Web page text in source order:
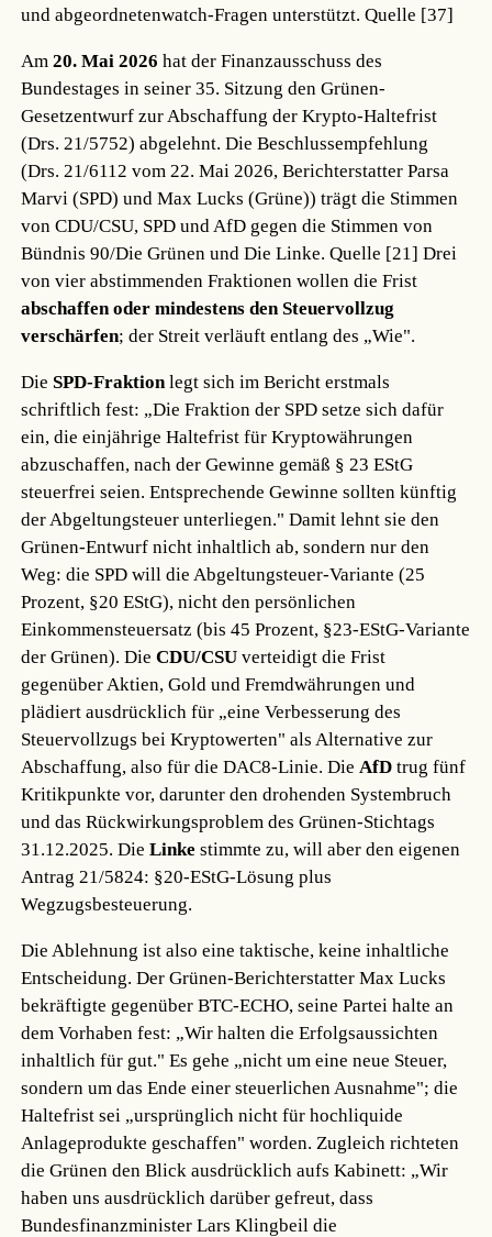
und abgeordnetenwatch-Fragen unterstützt.Quelle [37]
Am20. Mai 2026 hat der Finanzausschuss des
Bundestages in seiner 35. Sitzung den Grünen-
Gesetzentwurf zur Abschaffung der Krypto-Haltefrist
(Drs. 21/5752) abgelehnt. Die Beschlussempfehlung
(Drs. 21/6112 vom 22. Mai 2026, Berichterstatter Parsa
Marvi (SPD) und Max Lucks (Grüne)) trägt die Stimmen
von CDU/CSU, SPD und AfD gegen die Stimmen von
Bündnis 90/Die Grünen und Die Linke.Quelle [21] Drei
von vier abstimmenden Fraktionen wollen die Frist
abschaffen oder mindestens den Steuervollzug
verschärfen; der Streit verläuft entlang des „Wie".
DieSPD-Fraktion legt sich im Bericht erstmals
schriftlich fest: „Die Fraktion der SPD setze sich dafür
ein, die einjährige Haltefrist für Kryptowährungen
abzuschaffen, nach der Gewinne gemäß § 23 EStG
steuerfrei seien. Entsprechende Gewinne sollten künftig
der Abgeltungsteuer unterliegen." Damit lehnt sie den
Grünen-Entwurf nicht inhaltlich ab, sondern nur den
Weg: die SPD will die Abgeltungsteuer-Variante (25
Prozent, §20 EStG), nicht den persönlichen
Einkommensteuersatz (bis 45 Prozent, §23-EStG-Variante
der Grünen). DieCDU/CSU verteidigt die Frist
gegenüber Aktien, Gold und Fremdwährungen und
plädiert ausdrücklich für „eine Verbesserung des
Steuervollzugs bei Kryptowerten" als Alternative zur
Abschaffung, also für die DAC8-Linie. Die AfD trug fünf
Kritikpunkte vor, darunter den drohenden Systembruch
und das Rückwirkungsproblem des Grünen-Stichtags
31.12.2025. DieLinke stimmte zu, will aber den eigenen
Antrag 21/5824: §20-EStG-Lösung plus
Wegzugsbesteuerung.
Die Ablehnung ist also eine taktische, keine inhaltliche
Entscheidung. Der Grünen-Berichterstatter Max Lucks
bekräftigte gegenüber BTC-ECHO, seine Partei halte an
dem Vorhaben fest: „Wir halten die Erfolgsaussichten
inhaltlich für gut." Es gehe „nicht um eine neue Steuer,
sondern um das Ende einer steuerlichen Ausnahme"; die
Haltefrist sei „ursprünglich nicht für hochliquide
Anlageprodukte geschaffen" worden. Zugleich richteten
die Grünen den Blick ausdrücklich aufs Kabinett: „Wir
haben uns ausdrücklich darüber gefreut, dass
Bundesfinanzminister Lars Klingbeil die